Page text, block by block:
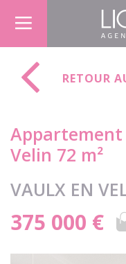
RETOUR
Appartement
Velin 72 m²
VAULX EN
375 000 €
Panneau de gestion